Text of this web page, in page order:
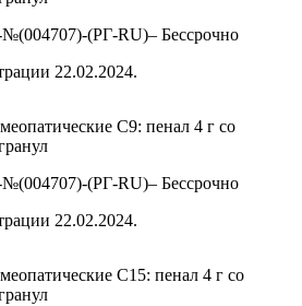
(РГ-RU)– Бессрочно
22.02.2024.
C9: пенал 4 г со
(РГ-RU)– Бессрочно
22.02.2024.
C15: пенал 4 г со